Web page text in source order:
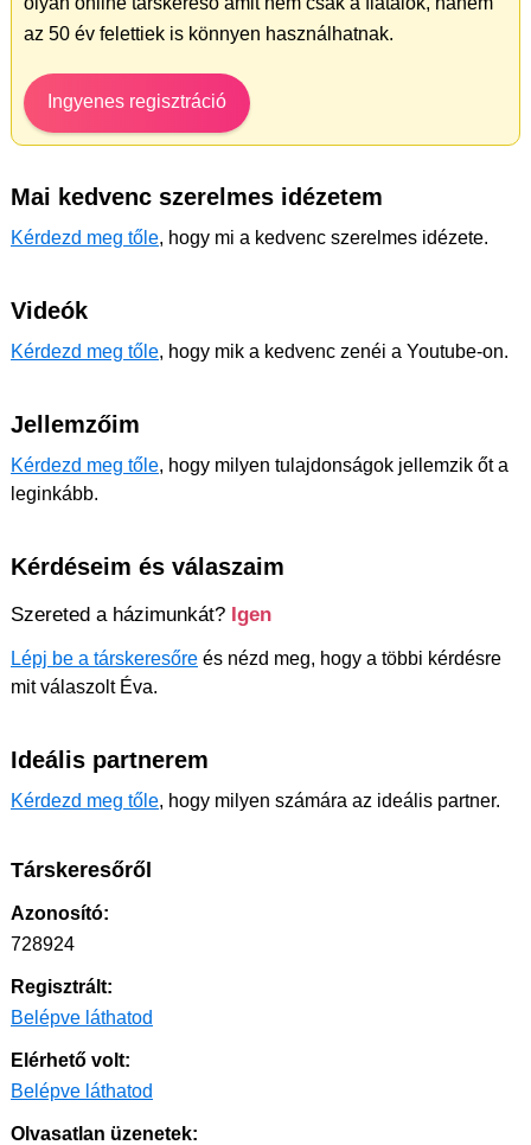
az 50 év felettiek is könnyen használhatnak.
Ingyenes regisztráció
Mai kedvenc szerelmes idézetem
Kérdezd meg tőle, hogy mi a kedvenc szerelmes idézete.
Videók
Kérdezd meg tőle, hogy mik a kedvenc zenéi a Youtube-on.
Jellemzőim
Kérdezd meg tőle, hogy milyen tulajdonságok jellemzik őt a
leginkább.
Kérdéseim és válaszaim
Szereted a házimunkát? Igen
Lépj be a társkeresőre és nézd meg, hogy a többi kérdésre
mit válaszolt Éva.
Ideális partnerem
Kérdezd meg tőle, hogy milyen számára az ideális partner.
Társkeresőről
Azonosító:
728924
Regisztrált:
Belépve láthatod
Elérhető volt:
Belépve láthatod
Olvasatlan üzenetek: